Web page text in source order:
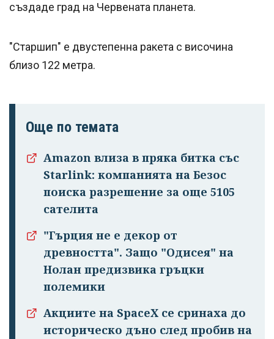
създаде град на Червената планета.
"Старшип" е двустепенна ракета с височина
близо 122 метра.
Още по темата
Amazon влиза в пряка битка със
Starlink: компанията на Безос
поиска разрешение за още 5105
сателита
"Гърция не е декор от
древността". Защо "Одисея" на
Нолан предизвика гръцки
полемики
Акциите на SpaceX се сринаха до
историческо дъно след пробив на